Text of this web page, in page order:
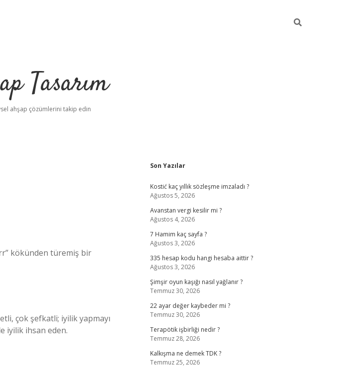
Tasarım
ahşap çözümlerini takip edin
kökünden türemiş bir
çok şefkatli; iyilik yapmayı
iyilik ihsan eden.
Sidebar
Son Yazılar
Kostić kaç yıllık sözleşme imzaladı ?
Ağustos 5, 2026
Avanstan vergi kesilir mi ?
Ağustos 4, 2026
7 Hamim kaç sayfa ?
Ağustos 3, 2026
335 hesap kodu hangi hesaba aittir ?
Ağustos 3, 2026
Şimşir oyun kaşığı nasıl yağlanır ?
Temmuz 30, 2026
22 ayar değer kaybeder mi ?
Temmuz 30, 2026
Terapötik işbirliği nedir ?
Temmuz 28, 2026
Kalkışma ne demek TDK ?
Temmuz 25, 2026